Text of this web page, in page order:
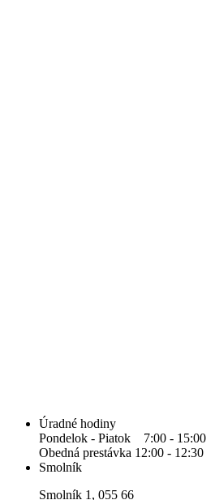
Úradné hodiny
Pondelok - Piatok 7:00 - 15:00
Obedná prestávka 12:00 - 12:30
Smolník
Smolník 1, 055 66